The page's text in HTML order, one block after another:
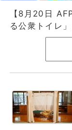
【8月20日
る公衆トイレ